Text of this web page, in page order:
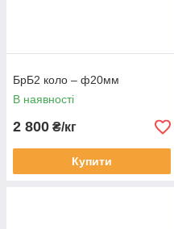
БрБ2 коло – ф20мм
В наявності
2 800 ₴/кг
Купити